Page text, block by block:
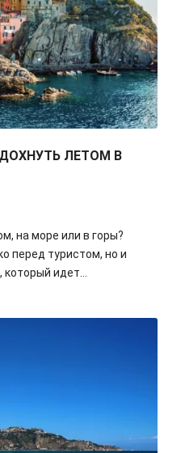
ЛЕТОМ В
на море или в горы?
перед туристом, но и
идет…